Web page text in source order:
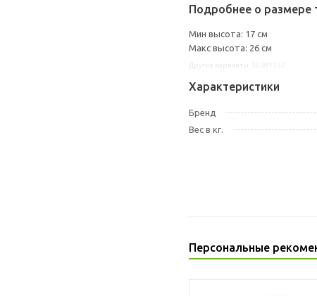
Подробнее о размере
Мин высота: 17 см
Макс высота: 26 см
Характеристики
Бренд
Вес в кг.
Персональные